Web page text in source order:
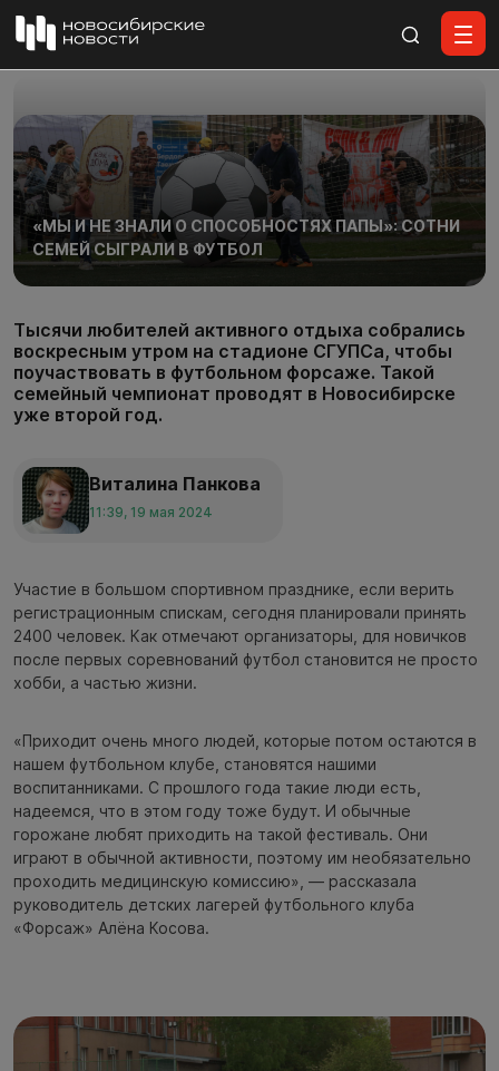
«МЫ И НЕ ЗНАЛИ О СПОСОБНОСТЯХ ПАПЫ»: СОТНИ
СЕМЕЙ СЫГРАЛИ В ФУТБОЛ
Тысячи любителей активного отдыха собрались
воскресным утром на стадионе СГУПСа, чтобы
поучаствовать в футбольном форсаже. Такой
семейный чемпионат проводят в Новосибирске
уже второй год.
Виталина Панкова
11:39, 19 мая 2024
Участие в большом спортивном празднике, если верить
регистрационным спискам, сегодня планировали принять
2400 человек. Как отмечают организаторы, для новичков
после первых соревнований футбол становится не просто
хобби, а частью жизни.
«Приходит очень много людей, которые потом остаются в
нашем футбольном клубе, становятся нашими
воспитанниками. С прошлого года такие люди есть,
надеемся, что в этом году тоже будут. И обычные
горожане любят приходить на такой фестиваль. Они
играют в обычной активности, поэтому им необязательно
проходить медицинскую комиссию», — рассказала
руководитель детских лагерей футбольного клуба
«Форсаж» Алёна Косова.